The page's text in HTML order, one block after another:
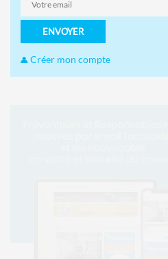
ENVOYER
Créer mon compte